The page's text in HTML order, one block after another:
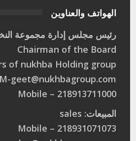
الهواتف والعناوين
رئيس مجلس إدارة مجموعة
Chairman of the Board
of nukhba Holding group
M-geet@nukhbagroup.com
218913711000 – Mobile
المبيعات: sales
218931071073 – Mobile